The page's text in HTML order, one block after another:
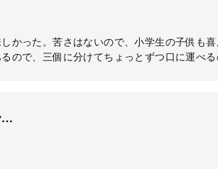
かった。苦さはないので、小学生の子供も喜
ので、三個に分けてちょっとずつ口に運べる
…